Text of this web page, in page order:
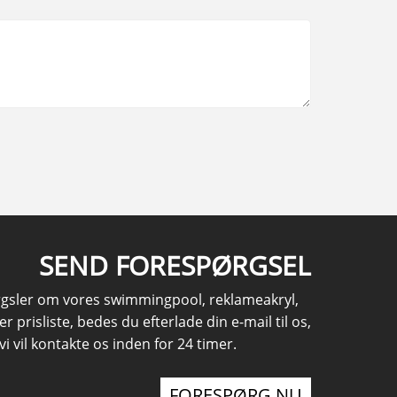
SEND FORESPØRGSEL
om vores swimmingpool, reklameakryl,
prisliste, bedes du efterlade din e-mail til os,
vil kontakte os inden for 24 timer.